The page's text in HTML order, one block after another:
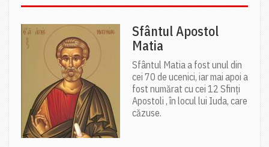
Sfântul Apostol
Matia
Sfântul Matia a fost unul din
cei 70 de ucenici, iar mai apoi a
fost numărat cu cei 12 Sfinți
Apostoli , în locul lui Iuda, care
căzuse.